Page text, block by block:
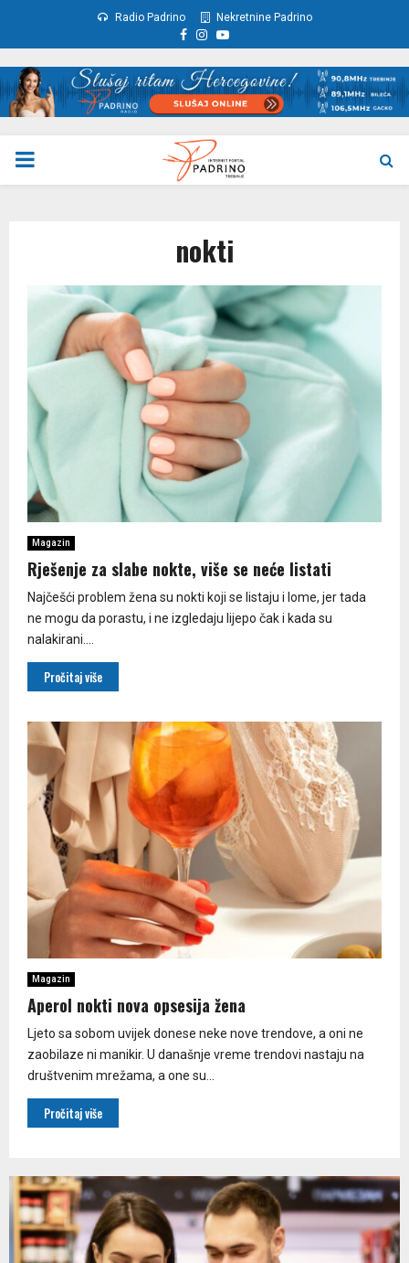
Radio Padrino Nekretnine Padrino
Facebook
Instagram
Youtube
PRIMARY
nokti
Magazin
Rješenje za slabe nokte, više se neće listati
Najčešći problem žena su nokti koji se listaju i lome, jer tada
ne mogu da porastu, i ne izgledaju lijepo čak i kada su
nalakirani....
Pročitaj više
Magazin
Aperol nokti nova opsesija žena
Ljeto sa sobom uvijek donese neke nove trendove, a oni ne
zaobilaze ni manikir. U današnje vreme trendovi nastaju na
društvenim mrežama, a one su...
Pročitaj više